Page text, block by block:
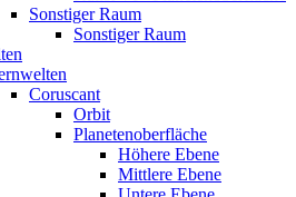
Sonstiger Raum
Sonstiger Raum
Coruscant
Orbit
Planetenoberfläche
Höhere Ebene
Mittlere Ebene